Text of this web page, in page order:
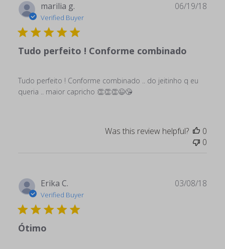
marilia g.
Verified Buyer
Tudo perfeito ! Conforme combinado
Tudo perfeito ! Conforme combinado .. do jeitinho q eu
queria .. maior capricho 👏👏👏😉😘
06/19/18
Was this review helpful?
0
0
Erika C.
Verified Buyer
Ótimo
03/08/18